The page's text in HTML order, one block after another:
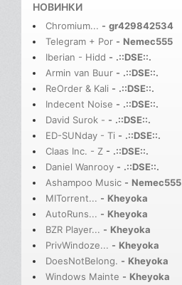
НОВИНКИ
Chromium... - gr429842534
Telegram + Por - Nemec555
Iberian - Hidd - .::DSE::.
Armin van Buur - .::DSE::.
ReOrder & Kali - .::DSE::.
Indecent Noise - .::DSE::.
David Surok - - .::DSE::.
ED-SUNday - Ti - .::DSE::.
Claas Inc. - Z - .::DSE::.
Daniel Wanrooy - .::DSE::.
Ashampoo Music - Nemec555
MITorrent... - Kheyoka
AutoRuns... - Kheyoka
BZR Player... - Kheyoka
PrivWindoze... - Kheyoka
DoesNotBelong. - Kheyoka
Windows Mainte - Kheyoka